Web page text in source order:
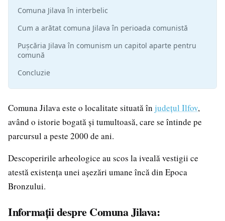
Comuna Jilava este o localitate situată în județul Ilfov,
având o istorie bogată și tumultoasă, care se întinde pe
parcursul a peste 2000 de ani.
Descoperirile arheologice au scos la iveală vestigii ce
atestă existența unei așezări umane încă din Epoca
Bronzului.
Informații despre Comuna Jilava:
Comuna Jilava în interbelic
Cum a arătat comuna Jilava în perioada comunistă
Pușcăria Jilava în comunism un capitol aparte pentru
comună
Concluzie